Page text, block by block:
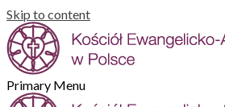
Skip to content
Primary Menu